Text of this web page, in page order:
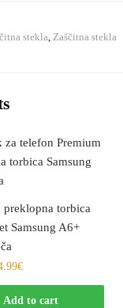
stekla, Zaščitna stekla
preklopna torbica
Samsung A6+
€
Add to cart